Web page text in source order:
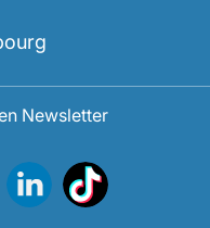
Newsletter